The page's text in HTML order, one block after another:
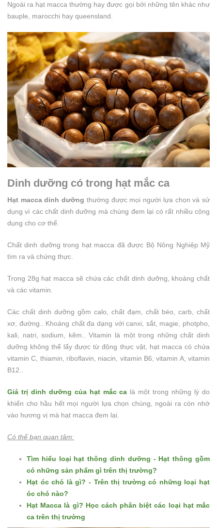
Ngoài ra hạt macca thường hay được gọi bởi những tên khác như
bauple, marocchi hay queensland.
Dinh dưỡng có trong hạt mắc ca
Hạt macca dinh dưỡng thường được mọi người lựa chọn và sử
dụng vì các chất dinh dưỡng mà chúng đem lại có rất nhiều công
dụng cho cơ thể.
Chất dinh dưỡng trong hạt macca đã được Bộ Nông Nghiệp Mỹ
tìm ra và chứng thực.
Trong 28g hạt macca sẽ chứa các chất dinh dưỡng, khoáng chất
và các vitamin.
Các chất dinh dưỡng gồm calo, chất đạm, chất béo, carb, chất
xơ, đường.. Khoáng chất đa dạng với canxi, sắt, magie, photpho,
kali, natri, sodium, kẽm.. Vitamin là một trong những chất dinh
dưỡng không thể lấy được từ động thực vật, hạt macca có chứa
vitamin C, thiamin, riboflavin, niacin, vitamin B6, vitamin A, vitamin
B12..
Giá trị dinh dưỡng của hạt mắc ca là một trong những lý do
khiến cho hầu hết mọi người lựa chọn chúng, ngoài ra còn nhờ
vào hương vị mà hạt macca đem lại.
Có thể bạn quan tâm:
Tìm hiểu loại hạt thông dinh dưỡng - Hạt thông gồm
có những sản phẩm gì trên thị trường?
Hạt óc chó là gì? - Trên thị trường có những loại hạt
óc chó nào?
Hạt Macca là gì? Học cách phân biệt các loại hạt mắc
ca trên thị trường